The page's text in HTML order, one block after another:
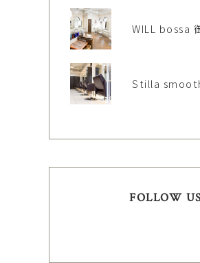
WILL bossa
Stilla
FOLLOW